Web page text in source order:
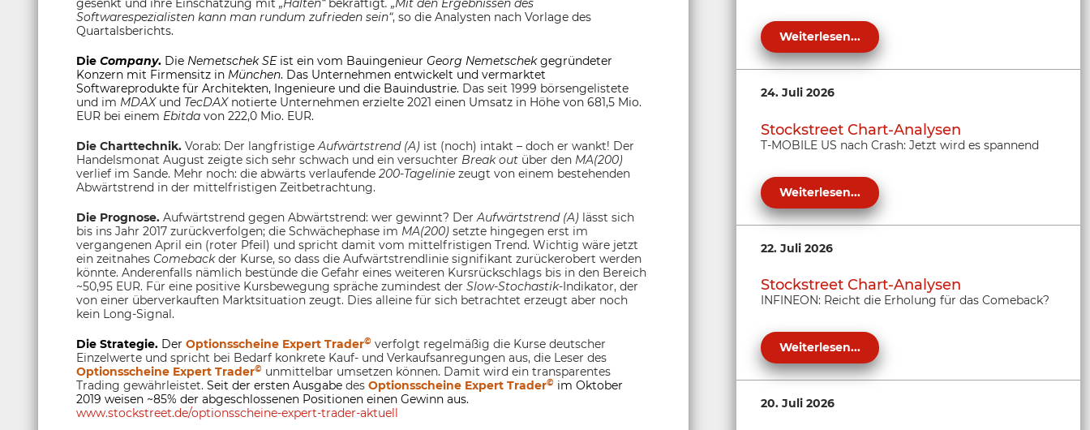
gesenkt und ihre Einschätzung mit „Halten“bekräftigt. „Mit den Ergebnissen des
Softwarespezialisten kann man rundum zufrieden sein“, so die Analysten nach Vorlage des
Quartalsberichts.
Die Company. Die Nemetschek SEist ein vom Bauingenieur Georg Nemetschekgegründeter
Konzern mit Firmensitz in München. Das Unternehmen entwickelt und vermarktet
Softwareprodukte für Architekten, Ingenieure und die Bauindustrie. Das seit 1999 börsengelistete
und im MDAX und TecDAXnotierte Unternehmen erzielte 2021 einen Umsatz in Höhe von 681,5 Mio.
EUR bei einem Ebitda von 222,0 Mio. EUR.
Die Charttechnik. Vorab: Der langfristigeAufwärtstrend (A) ist (noch) intakt – doch er wankt! Der
Handelsmonat August zeigte sich sehr schwach und ein versuchter Break out über den MA(200)
verlief im Sande. Mehr noch: die abwärts verlaufende 200-Tagelinie zeugt von einem bestehenden
Abwärtstrend in der mittelfristigen Zeitbetrachtung.
Die Prognose. Aufwärtstrend gegen Abwärtstrend: wer gewinnt? DerAufwärtstrend (A) lässt sich
bis ins Jahr 2017 zurückverfolgen; die Schwächephase im MA(200) setzte hingegen erst im
vergangenen April ein (roter Pfeil) und spricht damit vom mittelfristigen Trend. Wichtig wäre jetzt
ein zeitnahes Comebackder Kurse, so dass die Aufwärtstrendlinie signifikant zurückerobert werden
könnte. Anderenfalls nämlich bestünde die Gefahr eines weiteren Kursrückschlags bis in den Bereich
~50,95 EUR. Für eine positive Kursbewegung spräche zumindest der Slow-Stochastik-Indikator, der
von einer überverkauften Marktsituation zeugt. Dies alleine für sich betrachtet erzeugt aber noch
kein Long-Signal.
Die Strategie. Der Optionsscheine Expert Trader© verfolgt regelmäßig die Kurse deutscher
Einzelwerte und spricht bei Bedarf konkrete Kauf- und Verkaufsanregungen aus, die Leser des
Optionsscheine Expert Trader© unmittelbar umsetzen können. Damit wird ein transparentes
Trading gewährleistet. Seit der ersten Ausgabe des Optionsscheine Expert Trader© im Oktober
2019 weisen ~85% der abgeschlossenen Positionen einen Gewinn aus.
www.stockstreet.de/optionsscheine-expert-trader-aktuell
Weiterlesen...
24. Juli 2026
Stockstreet Chart-Analysen
T-MOBILE US nach Crash: Jetzt wird es spannend
Weiterlesen...
22. Juli 2026
Stockstreet Chart-Analysen
INFINEON: Reicht die Erholung für das Comeback?
Weiterlesen...
20. Juli 2026